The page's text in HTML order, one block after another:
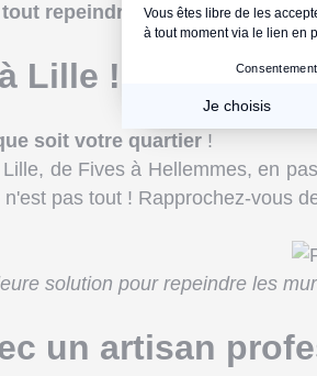
tout repeindre ? Trouvez un
Lille !
soit votre quartier !
de Fives à Hellemmes, en
pas tout ! Rapprochez-vous
solution pour repeindre les
un artisan